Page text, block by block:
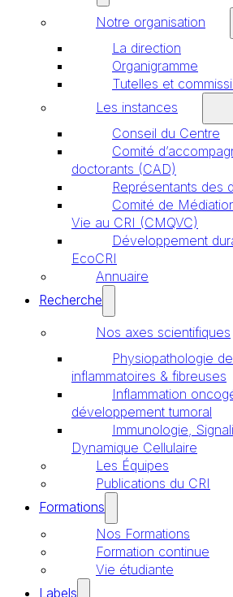
Notre organisation
La direction
Organigramme
Tutelles et
Les instances
Conseil du Centre
Comité
doctorants (CAD)
Représentants des
Comité de
Vie au CRI (CMQVC)
Développement
EcoCRI
Annuaire
Recherche
Nos axes scientifiques
Physiopathologie
inflammatoires & fibreuses
Inflammation
développement tumoral
Immunologie,
Dynamique Cellulaire
Les Équipes
Publications du CRI
Formations
Nos Formations
Formation continue
Vie étudiante
Labels